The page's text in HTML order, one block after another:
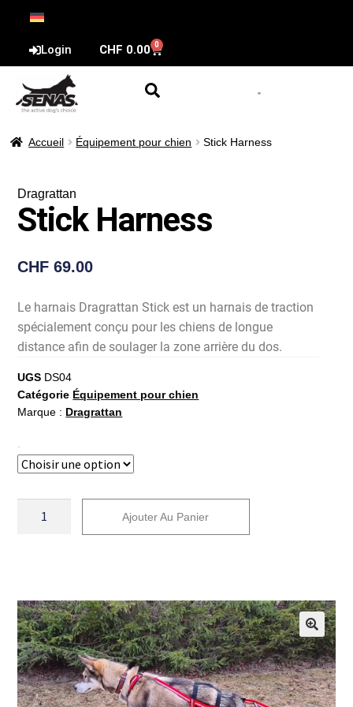
Login CHF 0.00 0
Accueil Équipement pour chien Stick Harness
Dragrattan
Stick Harness
CHF 69.00
Le harnais Dragrattan Stick est un harnais de traction
spécialement conçu pour les chiens de longue
distance afin de soulager la zone arrière du dos.
UGS DS04
Catégorie Équipement pour chien
Marque : Dragrattan
Ajouter Au Panier
e
r
n
a
t
i